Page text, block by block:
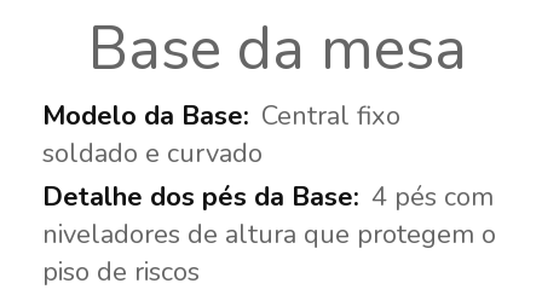
Base da mesa
Central fixo
soldado e curvado
4 pés com
niveladores de altura que protegem o
piso de riscos